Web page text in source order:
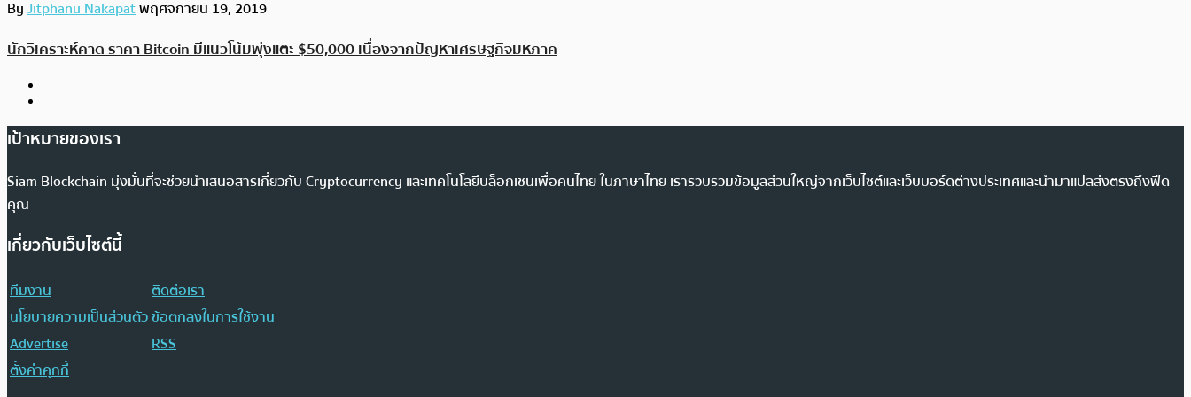
ByJitphanu Nakapatพฤศจิกายน 19, 2019
นักวิเคราะห์คาด ราคา Bitcoin มีแนวโน้มพุ่งแตะ $50,000 เนื่องจากปัญหาเศรษฐกิจมหภาค
เป้าหมายของเรา
Siam Blockchain มุ่งมั่นที่จะช่วยนำเสนอสารเกี่ยวกับ Cryptocurrency และเทคโนโลยีบล็อกเชนเพื่อคนไทย ในภาษาไทย เรารวบรวมข้อมูลส่วนใหญ่จากเว็บไซต์และเว็บบอร์ดต่างประเทศและนำมาแปลส่งตรงถึงฟีด
คุณ
เกี่ยวกับเว็บไซต์นี้
ทีมงาน
ติดต่อเรา
นโยบายความเป็นส่วนตัวข้อตกลงในการใช้งาน
Advertise
RSS
ตั้งค่าคุกกี้